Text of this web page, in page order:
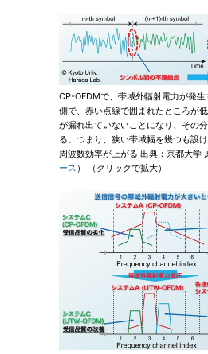
CP-OFDMで、帯域外輻射電力が発
側で、赤い点線で囲まれたところが
が漏れ出ていないことになり、その
る。つまり、狭い帯域幅を幾つも設
周波数効率が上がる 出典：京都大学
ース） （クリックで拡大）